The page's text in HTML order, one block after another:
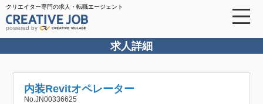
クリエイター専門の求人・転職エージェント
powered by
求人詳細
内装Revitオペレーター
No.JN00336625